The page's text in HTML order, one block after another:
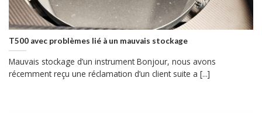
T500 avec problèmes lié à un mauvais stockage
Mauvais stockage d’un instrument Bonjour, nous avons
récemment reçu une réclamation d’un client suite a [...]